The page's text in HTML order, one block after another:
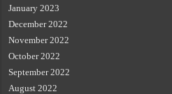
January 2023
December 2022
November 2022
October 2022
September 2022
August 2022